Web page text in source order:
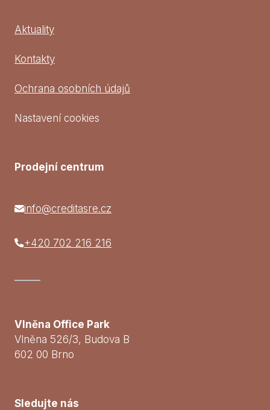
Aktuality
Kontakty
Ochrana osobních údajů
Nastavení cookies
Prodejní centrum
info@creditasre.cz
+420 702 216 216
Vlněna Office Park
Vlněna 526/3, Budova B
602 00 Brno
Sledujte nás